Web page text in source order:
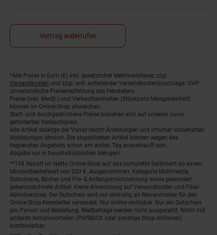
Vertrag widerrufen
Fußnoten
*Alle Preise in Euro (€) inkl. gesetzlicher Mehrwertsteuer, zzgl.
Versandkosten und zzgl. evtl. anfallender Versandkostenzuschläge. UVP:
Unverbindliche Preisempfehlung des Herstellers.
Preise (inkl. MwSt.) und Verkaufseinheiten (Stückzahl/Mengeneinheit)
können im Online-Shop abweichen.
Statt- und durchgestrichene Preise beziehen sich auf unseren zuvor
geforderten Verkaufspreis.
Alle Artikel solange der Vorrat reicht! Änderungen und Irrtümer vorbehalten.
Abbildungen ähnlich. Die abgebildeten Artikel können wegen des
begrenzten Angebots schon am ersten Tag ausverkauft sein.
Abgabe nur in haushaltsüblichen Mengen!
**15€ Rabatt im Netto Online-Shop auf das komplette Sortiment ab einem
Mindestbestellwert von 200 €. Ausgenommen: Kategorie Multimedia,
Gutscheine, Bücher und Pre- & Anfangsmilchnahrung sowie gesondert
gekennzeichnete Artikel. Keine Anrechnung auf Versandkosten und Filial-
Abholservices. Der Gutschein wird nur einmalig an Neuanmelder für den
Online-Shop-Newsletter versendet. Nur online einlösbar. Nur ein Gutschein
pro Person und Bestellung. Restbeträge werden nicht ausgezahlt. Nicht mit
anderen Aktionsvorteilen (PAYBACK oder sonstige Shop-Aktionen)
kombinierbar.